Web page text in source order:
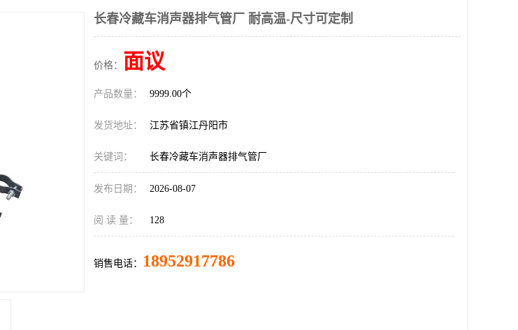
长春冷藏车消声器排气管厂 耐高温-尺寸可定制
价格： 面议
产品数量： 9999.00个
发货地址： 江苏省镇江丹阳市
关键词： 长春冷藏车消声器排气管厂
发布日期： 2026-08-07
阅 读 量： 128
销售电话： 18952917786